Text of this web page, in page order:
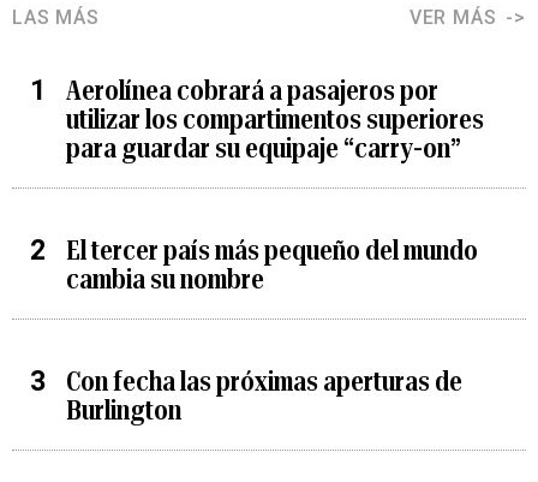
LAS MÁS VER MÁS
Aerolínea cobrará a pasajeros por
utilizar los compartimentos superiores
para guardar su equipaje “carry-on”
El tercer país más pequeño del mundo
cambia su nombre
Con fecha las próximas aperturas de
Burlington